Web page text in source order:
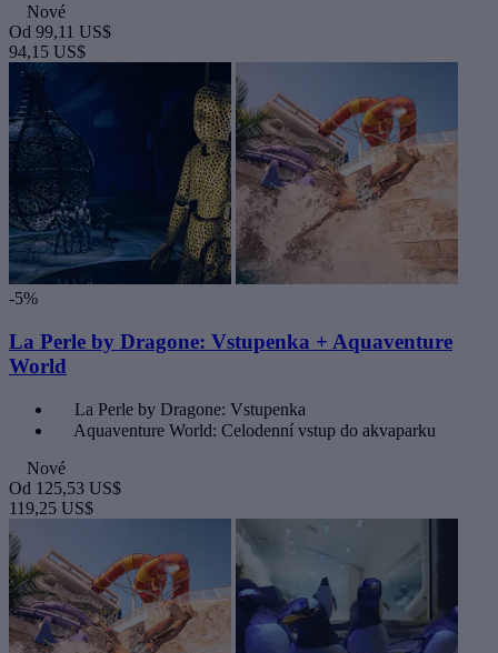
Nové
Od 99,11 US$
94,15 US$
-5%
La Perle by Dragone: Vstupenka + Aquaventure
World
La Perle by Dragone: Vstupenka
Aquaventure World: Celodenní vstup do akvaparku
Nové
Od 125,53 US$
119,25 US$